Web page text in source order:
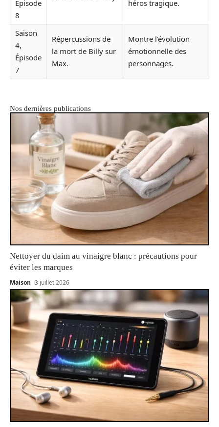
Épisode
8
héros tragique.
Saison
4,
Épisode
7
Répercussions de
la mort de Billy sur
Max.
Montre l’évolution
émotionnelle des
personnages.
Nos dernières publications
Nettoyer du daim au vinaigre blanc : précautions pour
éviter les marques
Maison 3 juillet 2026